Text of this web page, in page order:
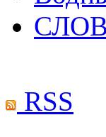
RSS